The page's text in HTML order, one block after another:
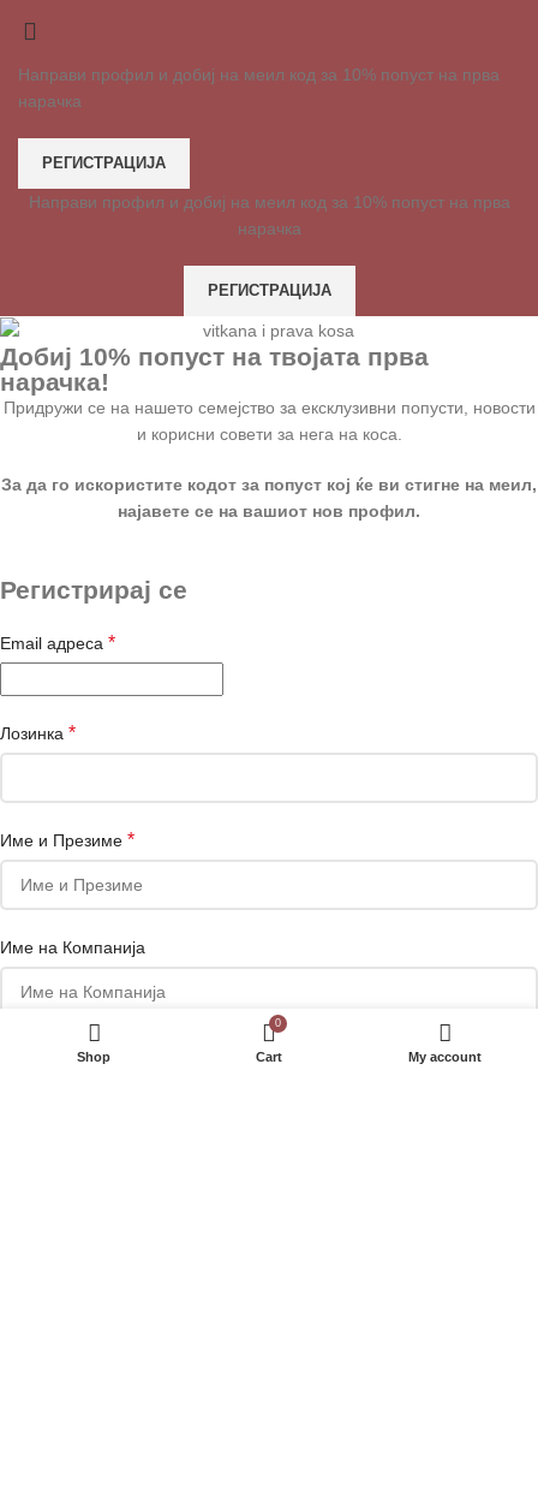
Направи профил и добиј на меил код за 10% попуст на прва
нарачка
РЕГИСТРАЦИЈА
Направи профил и добиј на меил код за 10% попуст на прва
нарачка
РЕГИСТРАЦИЈА
Добиј 10% попуст на твојата прва
нарачка!
Придружи се на нашето семејство за ексклузивни попусти, новости
и корисни совети за нега на коса.
За да го искористите кодот за попуст кој ќе ви стигне на меил,
најавете се на вашиот нов профил.
Регистрирај се
Email адреса *
Лозинка *
Име и Презиме *
Име на Компанија
Shop
0
Cart My account